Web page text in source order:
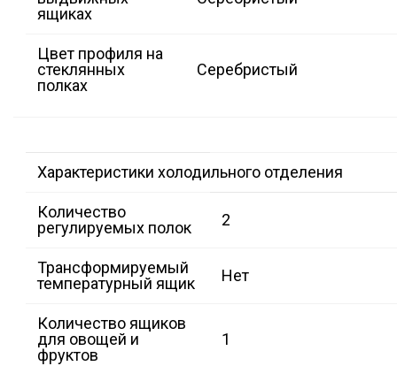
ящиках
Цвет профиля на
стеклянных
полках
Серебристый
Характеристики холодильного отделения
Количество
регулируемых полок
2
Трансформируемый
температурный ящик
Нет
Количество ящиков
для овощей и
фруктов
1